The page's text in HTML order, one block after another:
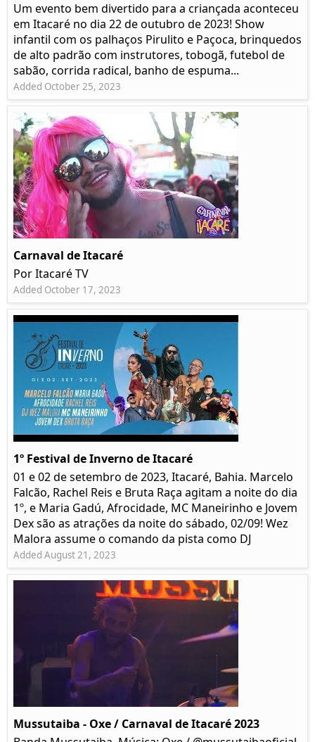
Um evento bem divertido para a criançada aconteceu
em Itacaré no dia 22 de outubro de 2023! Show
infantil com os palhaços Pirulito e Paçoca, brinquedos
de alto padrão com instrutores, tobogã, futebol de
sabão, corrida radical, banho de espuma...
Added October 25, 2023
Carnaval de Itacaré
Por Itacaré TV
Added October 17, 2023
1º Festival de Inverno de Itacaré
01 e 02 de setembro de 2023, Itacaré, Bahia. Marcelo
Falcão, Rachel Reis e Bruta Raça agitam a noite do dia
1º, e Maria Gadú, Afrocidade, MC Maneirinho e Jovem
Dex são as atrações da noite do sábado, 02/09! Wez
Malora assume o comando da pista como DJ
Added August 21, 2023
Mussutaiba - Oxe / Carnaval de Itacaré 2023